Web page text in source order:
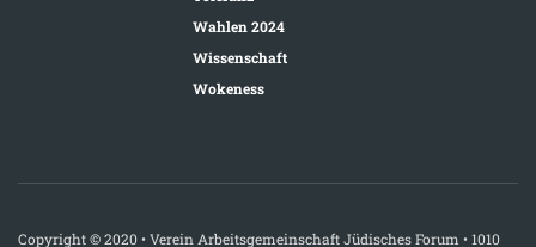
Wahlen 2024
Wissenschaft
Wokeness
Copyright © 2020 • Verein Arbeitsgemeinschaft Jüdisches Forum • 1010